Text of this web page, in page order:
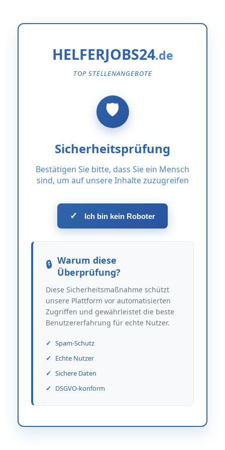
HELFERJOBS24
TOP STELLENANGEBOTE
Sicherheitsprüfung
Bestätigen Sie bitte, dass Sie ein Mensch
sind, um auf unsere Inhalte zuzugreifen
✓ Ich bin kein Roboter
Warum diese
Überprüfung?
Diese Sicherheitsmaßnahme schützt
unsere Plattform vor automatisierten
Zugriffen und gewährleistet die beste
Benutzererfahrung für echte Nutzer.
Spam-Schutz
Echte Nutzer
Sichere Daten
DSGVO-konform